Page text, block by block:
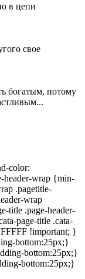
в цепи
свое
богатым, потому
color:
header-wrap {min-
.pagetitle-
wrap
title .page-header-
page-title .cata-
!important; }
bottom:25px;}
bottom:25px;}
bottom:25px;}